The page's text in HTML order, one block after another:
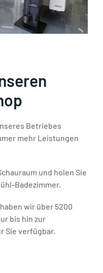
Betriebes
mehr Leistungen
und holen Sie
Badezimmer.
wir über 5200
bis hin zur
Sie verfügbar.